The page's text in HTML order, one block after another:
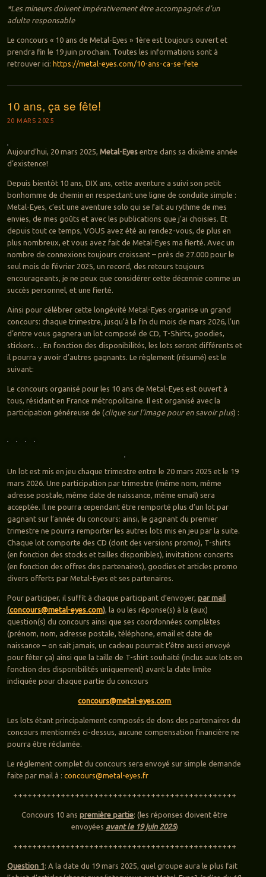
*Les mineurs doivent impérativement être accompagnés d’un
adulte responsable
Le concours « 10 ans de Metal-Eyes » 1ère est toujours ouvert et
prendra fin le 19 juin prochain. Toutes les informations sont à
retrouver ici: https://metal-eyes.com/10-ans-ca-se-fete
10 ans, ça se fête!
20 MARS 2025
Aujourd’hui, 20 mars 2025, Metal-Eyesentre dans sa dixième année
d’existence!
Depuis bientôt 10 ans, DIX ans, cette aventure a suivi son petit
bonhomme de chemin en respectant une ligne de conduite simple :
Metal-Eyes, c’est une aventure solo qui se fait au rythme de mes
envies, de mes goûts et avec les publications que j’ai choisies. Et
depuis tout ce temps, VOUS avez été au rendez-vous, de plus en
plus nombreux, et vous avez fait de Metal-Eyes ma fierté. Avec un
nombre de connexions toujours croissant – près de 27.000 pour le
seul mois de février 2025, un record, des retours toujours
encourageants, je ne peux que considérer cette décennie comme un
succès personnel, et une fierté.
Ainsi pour célébrer cette longévité Metal-Eyes organise un grand
concours: chaque trimestre, jusqu’à la fin du mois de mars 2026, l’un
d’entre vous gagnera un lot composé de CD, T-Shirts, goodies,
stickers… En fonction des disponibilités, les lots seront différents et
il pourra y avoir d’autres gagnants. Le règlement (résumé) est le
suivant:
Le concours organisé pour les 10 ans de Metal-Eyes est ouvert à
tous, résidant en France métropolitaine. Il est organisé avec la
participation généreuse de (clique sur l’image pour en savoir plus) :
Un lot est mis en jeu chaque trimestre entre le 20 mars 2025 et le 19
mars 2026. Une participation par trimestre (même nom, même
adresse postale, même date de naissance, même email) sera
acceptée. Il ne pourra cependant être remporté plus d’un lot par
gagnant sur l’année du concours: ainsi, le gagnant du premier
trimestre ne pourra remporter les autres lots mis en jeu par la suite.
Chaque lot comporte des CD (dont des versions promo), T-shirts
(en fonction des stocks et tailles disponibles), invitations concerts
(en fonction des offres des partenaires), goodies et articles promo
divers offerts par Metal-Eyes et ses partenaires.
Pour participer, il suffit à chaque participant d’envoyer, par mail
(concours@metal-eyes.com), la ou les réponse(s) à la (aux)
question(s) du concours ainsi que ses coordonnées complètes
(prénom, nom, adresse postale, téléphone, email et date de
naissance – on sait jamais, un cadeau pourrait t’être aussi envoyé
pour fêter ça) ainsi que la taille de T-shirt souhaité (inclus aux lots en
fonction des disponibilités uniquement) avant la date limite
indiquée pour chaque partie du concours
concours@metal-eyes.com
Les lots étant principalement composés de dons des partenaires du
concours mentionnés ci-dessus, aucune compensation financière ne
pourra être réclamée.
Le règlement complet du concours sera envoyé sur simple demande
faite par mail à : concours@metal-eyes.fr
+++++++++++++++++++++++++++++++++++++++++++++++
Concours 10 anspremière partie: (les réponses doivent être
envoyées avant le 19 juin 2025)
+++++++++++++++++++++++++++++++++++++++++++++++
Question 1: A la date du 19 mars 2025, quel groupe aura le plus fait